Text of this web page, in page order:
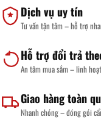
Dịch vụ uy tín
Tư vấn tận tâm – hỗ trợ
Hỗ trợ đổi trả
An tâm mua sắm – linh hoạt
Giao hàng toàn
Nhanh chóng – đóng gói